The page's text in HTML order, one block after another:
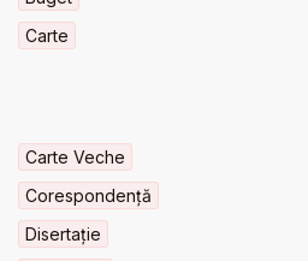
Carte
Carte Veche
Corespondență
Disertație